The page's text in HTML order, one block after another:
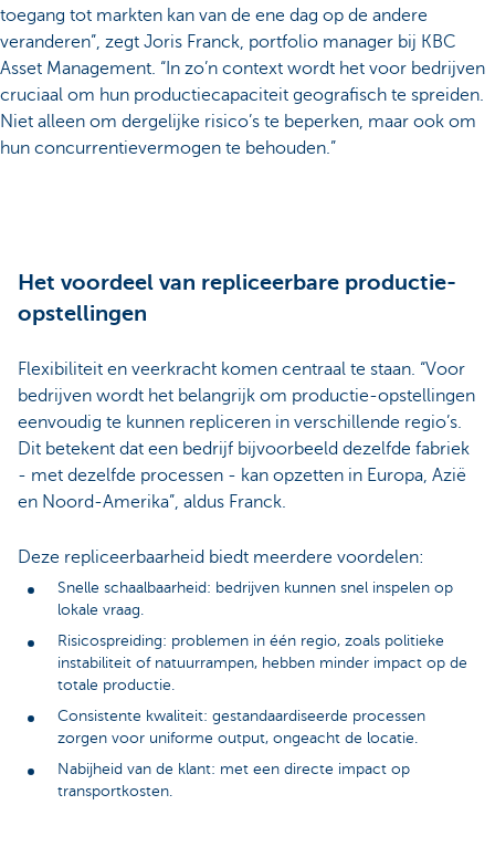
toegang tot markten kan van de ene dag op de andere
veranderen”, zegt Joris Franck, portfolio manager bij KBC
Asset Management. “In zo’n context wordt het voor bedrijven
cruciaal om hun productiecapaciteit geografisch te spreiden.
Niet alleen om dergelijke risico’s te beperken, maar ook om
hun concurrentievermogen te behouden.”
Het voordeel van repliceerbare productie-
opstellingen
Flexibiliteit en veerkracht komen centraal te staan. “Voor
bedrijven wordt het belangrijk om productie-opstellingen
eenvoudig te kunnen repliceren in verschillende regio’s.
Dit betekent dat een bedrijf bijvoorbeeld dezelfde fabriek
- met dezelfde processen - kan opzetten in Europa, Azië
en Noord-Amerika”, aldus Franck.
Deze repliceerbaarheid biedt meerdere voordelen:
Snelle schaalbaarheid: bedrijven kunnen snel inspelen op
lokale vraag.
Risicospreiding: problemen in één regio, zoals politieke
instabiliteit of natuurrampen, hebben minder impact op de
totale productie.
Consistente kwaliteit: gestandaardiseerde processen
zorgen voor uniforme output, ongeacht de locatie.
Nabijheid van de klant: met een directe impact op
transportkosten.